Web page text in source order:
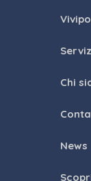
Chi
News